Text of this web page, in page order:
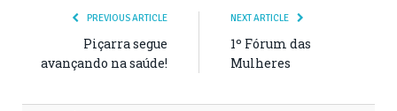
PREVIOUS ARTICLE
Piçarra segue
avançando na saúde!
NEXT ARTICLE
1º Fórum das
Mulheres